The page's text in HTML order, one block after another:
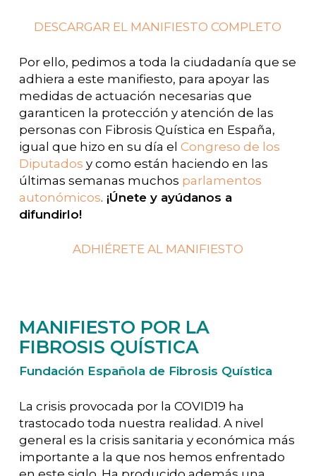
DESCARGAR EL MANIFIESTO COMPLETO
Por ello, pedimos a toda la ciudadanía que se
adhiera a este manifiesto, para apoyar las
medidas de actuación necesarias que
garanticen la protección y atención de las
personas con Fibrosis Quística en España,
igual que hizo en su día el Congreso de los
Diputados y como están haciendo en las
últimas semanas muchos parlamentos
autonómicos. ¡Únete y ayúdanos a
difundirlo!
ADHIÉRETE AL MANIFIESTO
MANIFIESTO POR LA
FIBROSIS QUÍSTICA
Fundación Española de Fibrosis Quística
La crisis provocada por la COVID19 ha
trastocado toda nuestra realidad. A nivel
general es la crisis sanitaria y económica más
importante a la que nos hemos enfrentado